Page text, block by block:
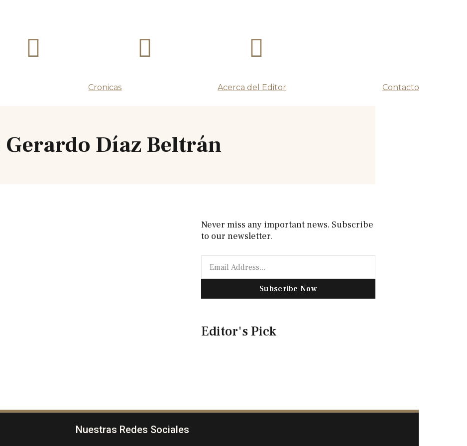
Cronicas Acerca del Editor Contacto
Gerardo Díaz Beltrán
Never miss any important news. Subscribe
to our newsletter.
Subscribe Now
Editor's Pick
Nuestras Redes Sociales